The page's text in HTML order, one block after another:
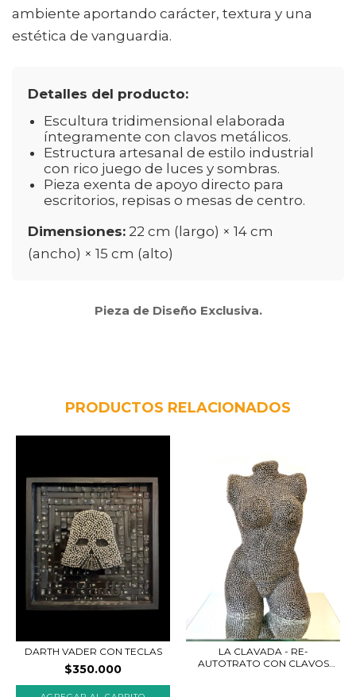
ambiente aportando carácter, textura y una
estética de vanguardia.
Detalles del producto:
Escultura tridimensional elaborada
íntegramente con clavos metálicos.
Estructura artesanal de estilo industrial
con rico juego de luces y sombras.
Pieza exenta de apoyo directo para
escritorios, repisas o mesas de centro.
Dimensiones: 22 cm (largo) × 14 cm
(ancho) × 15 cm (alto)
Pieza de Diseño Exclusiva.
PRODUCTOS RELACIONADOS
DARTH VADER CON TECLAS
$350.000
LA CLAVADA - RE-
AUTOTRATO CON CLAVOS